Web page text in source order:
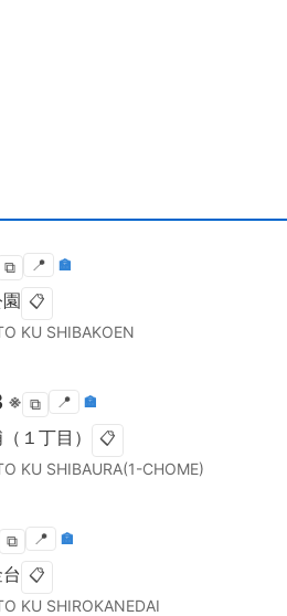
⧉ 📍 🏣
📋
KU SHIBAKOEN
※ ⧉ 📍 🏣
１丁目） 📋
KU SHIBAURA(1-CHOME)
⧉ 📍 🏣
📋
KU SHIROKANEDAI